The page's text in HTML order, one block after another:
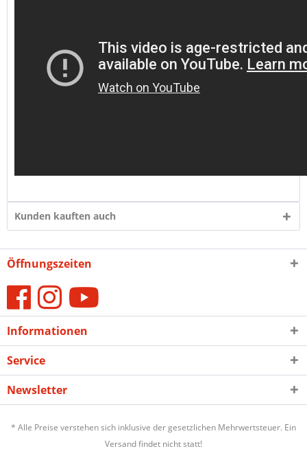
Kunden kauften auch
Öffnungszeiten
Informationen
Service
Newsletter
* Alle Preise verstehen sich inklusive der gesetzlichen Mehrwertsteuer. Ein
Versand findet nicht statt!